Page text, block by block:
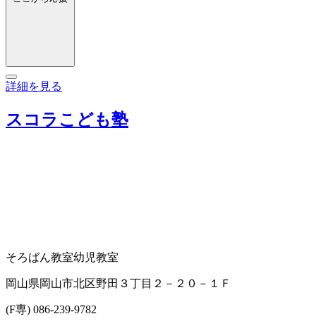
詳細を見る
スコラこども塾
そろばん教室幼児教室
岡山県岡山市北区野田３丁目２－２０－１Ｆ
(F専) 086-239-9782